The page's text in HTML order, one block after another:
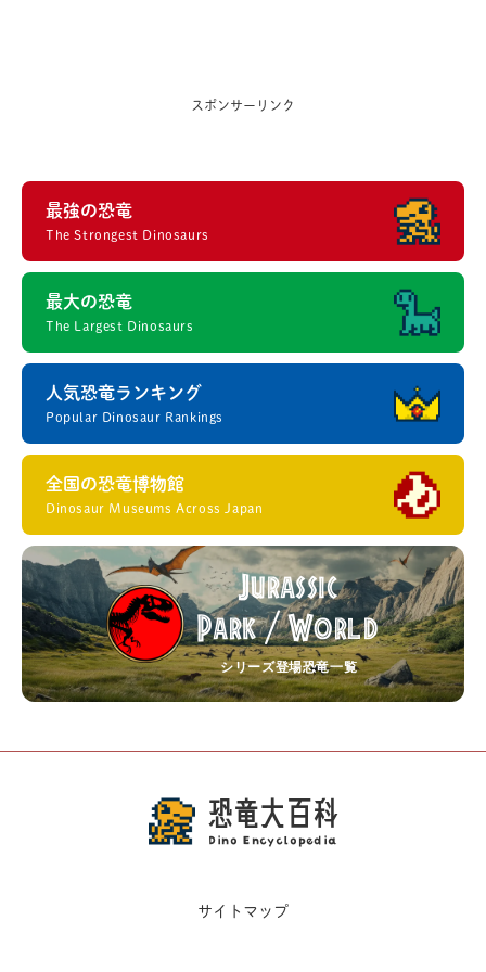
スポンサーリンク
最強の恐竜
The Strongest Dinosaurs
最大の恐竜
The Largest Dinosaurs
人気恐竜ランキング
Popular Dinosaur Rankings
全国の恐竜博物館
Dinosaur Museums Across Japan
Jurassic
Park/World
シリーズ登場恐竜一覧
恐竜大百科
Dino Encyclopedia
サイトマップ